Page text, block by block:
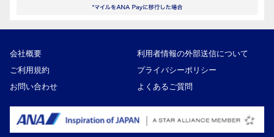
会社概要
利用者情報の外部送信について
ご利用規約
プライバシーポリシー
お問い合わせ
よくあるご質問